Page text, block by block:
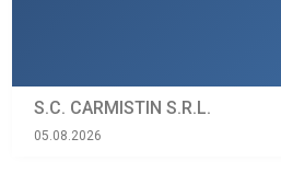
S.C. CARMISTIN S.R.L.
05.08.2026